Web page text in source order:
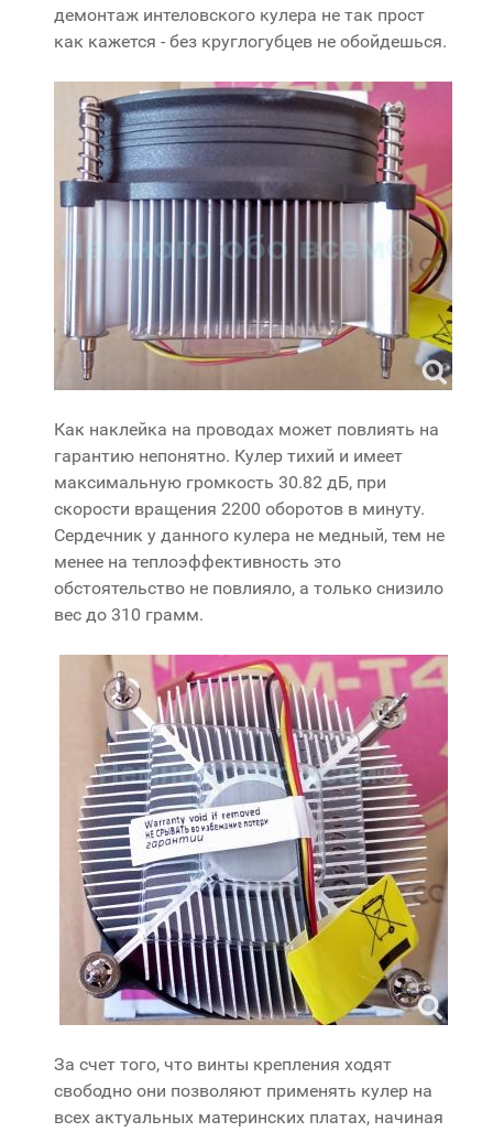
демонтаж интеловского кулера не так прост
как кажется - без круглогубцев не обойдешься.
Как наклейка на проводах может повлиять на
гарантию непонятно. Кулер тихий и имеет
максимальную громкость 30.82 дБ, при
скорости вращения 2200 оборотов в минуту.
Сердечник у данного кулера не медный, тем не
менее на теплоэффективность это
обстоятельство не повлияло, а только снизило
вес до 310 грамм.
За счет того, что винты крепления ходят
свободно они позволяют применять кулер на
всех актуальных материнских платах, начиная